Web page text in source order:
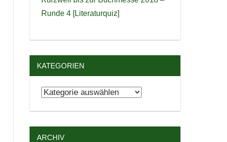
Runde 4 [Literaturquiz]
KATEGORIEN
Kategorien
ARCHIV